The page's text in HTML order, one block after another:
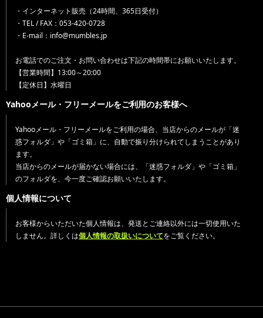
・インターネット販売（24時間、365日受付）
・TEL / FAX：053-420-0728
・E-mail：info@mumbles.jp
お電話でのご注文・お問い合わせは下記の時間帯にお願いいたします。
【営業時間】13:00～20:00
【定休日】水曜日
Yahooメール・フリーメールをご利用のお客様へ
Yahooメール・フリーメールをご利用の場合、当店からのメールが「迷
惑フォルダ」や「ゴミ箱」に、自動で振り分けられてしまうことがあり
ます。
当店からのメールが届かない場合には、「迷惑フォルダ」や「ゴミ箱」
のフォルダを、今一度ご確認お願いいたします。
個人情報について
お客様からいただいた個人情報は、発送とご連絡以外には一切使用いた
しません。詳しくは個人情報の取扱いについてをご覧ください。